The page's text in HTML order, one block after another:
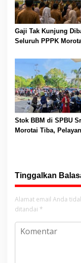
Gaji Tak Kunjung
Seluruh PPPK
Stok BBM di SPBU
Morotai Tiba,
Tinggalkan
Alamat email Anda
ditandai *